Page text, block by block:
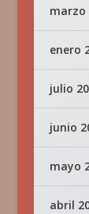
marzo
enero
julio
junio
mayo
abril